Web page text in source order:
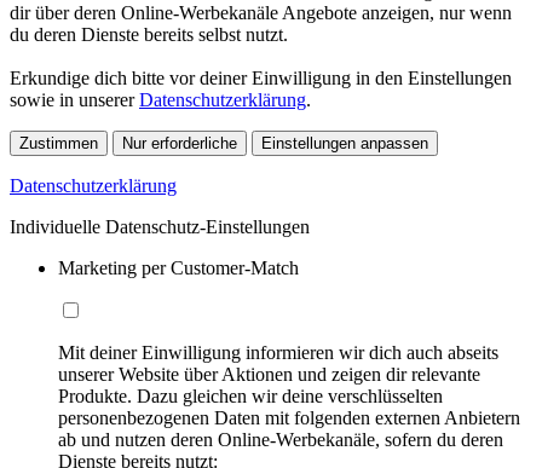
dir über deren Online-Werbekanäle Angebote anzeigen, nur wenn
du deren Dienste bereits selbst nutzt.
Erkundige dich bitte vor deiner Einwilligung in den Einstellungen
sowie in unsererDatenschutzerklärung.
Zustimmen Nur erforderliche Einstellungen anpassen
Datenschutzerklärung
Individuelle Datenschutz-Einstellungen
Marketing per Customer-Match
Mit deiner Einwilligung informieren wir dich auch abseits
unserer Website über Aktionen und zeigen dir relevante
Produkte. Dazu gleichen wir deine verschlüsselten
personenbezogenen Daten mit folgenden externen Anbietern
ab und nutzen deren Online-Werbekanäle, sofern du deren
Dienste bereits nutzt: